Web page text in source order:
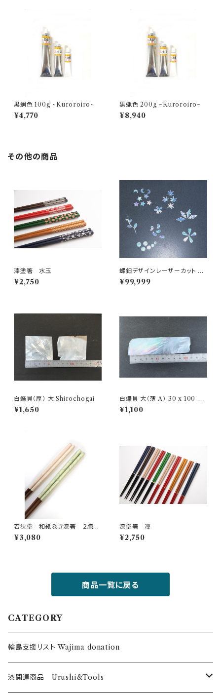
黒蝋色 100g ~Kuroroiro~
¥4,770
黒蝋色 200g ~Kuroroiro~
¥8,940
その他の商品
漆塗箸 水玉
¥2,750
螺鈿デザインレーザーカット Ra
den laser cutting
¥99,999
白蝶貝（厚） 大 Shirochogai
¥1,650
白蝶貝 大（薄 A） 30 x 100 m
m Shirochogai
¥1,100
若狭塗 和紙巻き漆箸 ２膳セ
ット
¥3,080
漆塗箸 凜
¥2,750
商品一覧に戻る
CATEGORY
輪島支援リスト Wajima donation
漆関連商品 Urushi&Tools